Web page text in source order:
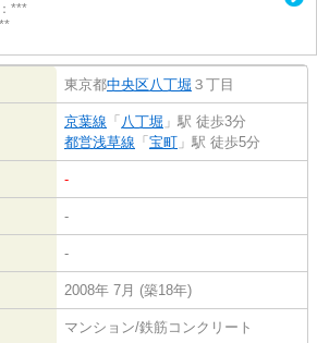
***
東京都中央区八丁堀 ３丁目
京葉線 「 八丁堀 」駅 徒歩3分
都営浅草線 「 宝町 」駅 徒歩5分
-
-
-
2008年 7月 (築18年)
マンション/鉄筋コンクリート